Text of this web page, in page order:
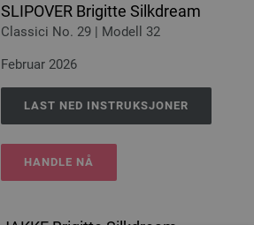
SLIPOVER Brigitte Silkdream
Classici No. 29 | Modell 32
Februar 2026
LAST NED INSTRUKSJONER
HANDLE NÅ